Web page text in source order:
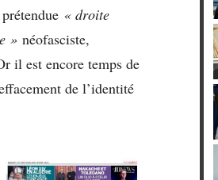
« droite
» néofasciste,
il est encore temps de
de l’identité